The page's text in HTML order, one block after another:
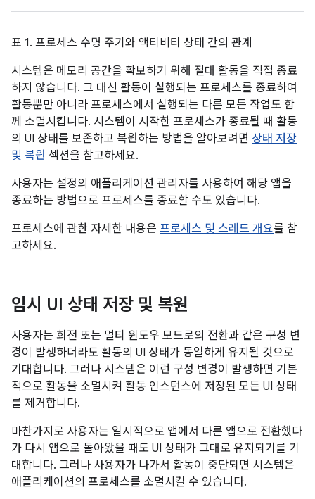
표 1. 프로세스 수명 주기와 액티비티 상태 간의 관계
시스템은 메모리 공간을 확보하기 위해 절대 활동을 직접 종료
하지 않습니다. 그 대신 활동이 실행되는 프로세스를 종료하여
활동뿐만 아니라 프로세스에서 실행되는 다른 모든 작업도 함
께 소멸시킵니다. 시스템이 시작한 프로세스가 종료될 때 활동
의 UI 상태를 보존하고 복원하는 방법을 알아보려면 상태 저장
및 복원 섹션을 참고하세요.
사용자는 설정의 애플리케이션 관리자를 사용하여 해당 앱을
종료하는 방법으로 프로세스를 종료할 수도 있습니다.
프로세스에 관한 자세한 내용은 프로세스 및 스레드 개요를 참
고하세요.
임시 UI 상태 저장 및 복원
사용자는 회전 또는 멀티 윈도우 모드로의 전환과 같은 구성 변
경이 발생하더라도 활동의 UI 상태가 동일하게 유지될 것으로
기대합니다. 그러나 시스템은 이런 구성 변경이 발생하면 기본
적으로 활동을 소멸시켜 활동 인스턴스에 저장된 모든 UI 상태
를 제거합니다.
마찬가지로 사용자는 일시적으로 앱에서 다른 앱으로 전환했다
가 다시 앱으로 돌아왔을 때도 UI 상태가 그대로 유지되기를 기
대합니다. 그러나 사용자가 나가서 활동이 중단되면 시스템은
애플리케이션의 프로세스를 소멸시킬 수 있습니다.